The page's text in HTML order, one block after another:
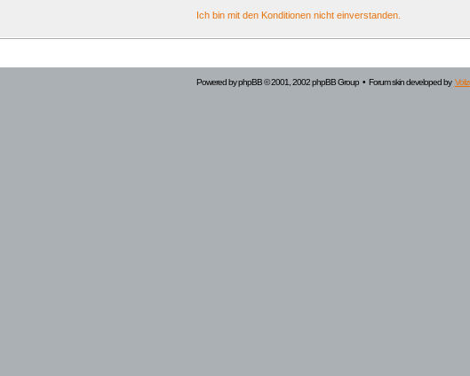
Ich bin mit den Konditionen nicht einverstanden.
Powered byphpBB© 2001, 2002 phpBB Group • Forum skin developed by